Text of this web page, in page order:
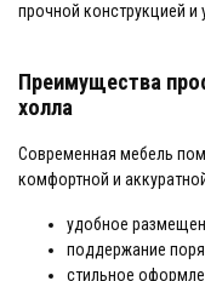
прочной конструкцией и
Преимущества
холла
Современная мебель
комфортной и
удобное
поддержание
стильное